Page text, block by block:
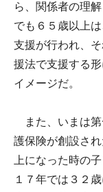
ら、関係者の理
でも６５歳以上
支援が行われ、
援法で支援する
イメージだ。
また、いまは第
護保険が創設さ
上になった時の
１７年では３２